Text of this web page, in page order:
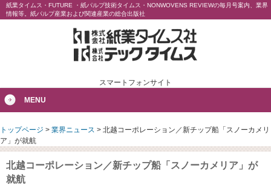
紙業タイムス・FUTURE ・紙パルプ技術タイムス・NONWOVENS REVIEWの毎月号案内、業界
情報等。紙パルプ産業および関連産業の総合出版社
スマートフォンサイト
MENU
トップページ > 業界ニュース > 北越コーポレーション／新チップ船「スノーカメリ
ア」が就航
北越コーポレーション／新チップ船「スノーカメリア」が
就航